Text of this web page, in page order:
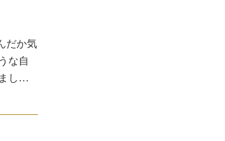
だか気
な自
し…